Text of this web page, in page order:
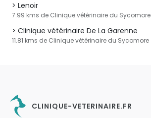
Lenoir
7.99 kms de Clinique vétérinaire du Sycomore
Clinique vétérinaire De La Garenne
11.81 kms de Clinique vétérinaire du Sycomore
CLINIQUE-VETERINAIRE.FR